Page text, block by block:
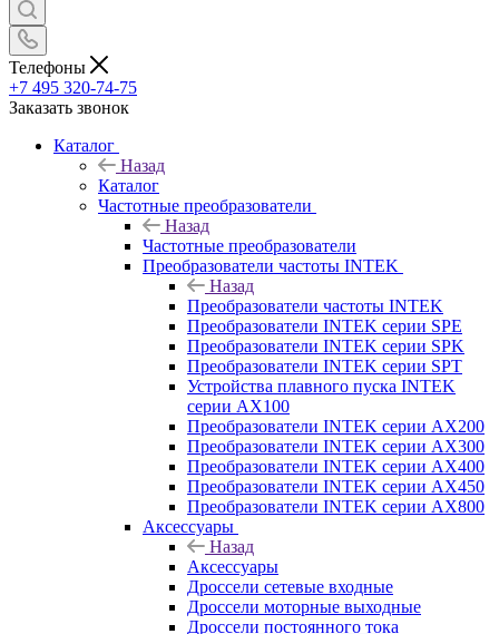
Телефоны
+7 495 320-74-75
Заказать звонок
Каталог
Назад
Каталог
Частотные преобразователи
Назад
Частотные преобразователи
Преобразователи частоты INTEK
Назад
Преобразователи частоты INTEK
Преобразователи INTEK серии SPE
Преобразователи INTEK серии SPK
Преобразователи INTEK серии SPT
Устройства плавного пуска INTEK
серии AX100
Преобразователи INTEK серии AX200
Преобразователи INTEK серии AX300
Преобразователи INTEK серии AX400
Преобразователи INTEK серии AX450
Преобразователи INTEK серии AX800
Аксессуары
Назад
Аксессуары
Дроссели сетевые входные
Дроссели моторные выходные
Дроссели постоянного тока